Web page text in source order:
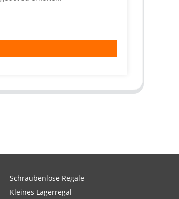
Schraubenlose Regale
Kleines Lagerregal